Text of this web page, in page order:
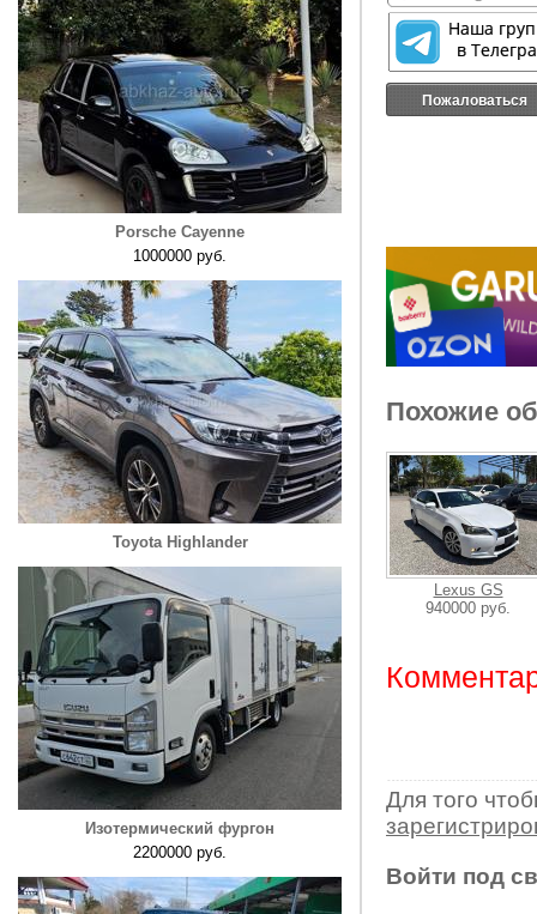
Porsche Cayenne
1000000 руб.
Toyota Highlander
Изотермический фургон
2200000 руб.
Пожаловаться
Похожие
Lexus GS
940000 руб.
Для того
Войти под